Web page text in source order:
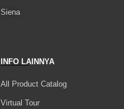
Siena
INFO LAINNYA
All Product Catalog
Virtual Tour